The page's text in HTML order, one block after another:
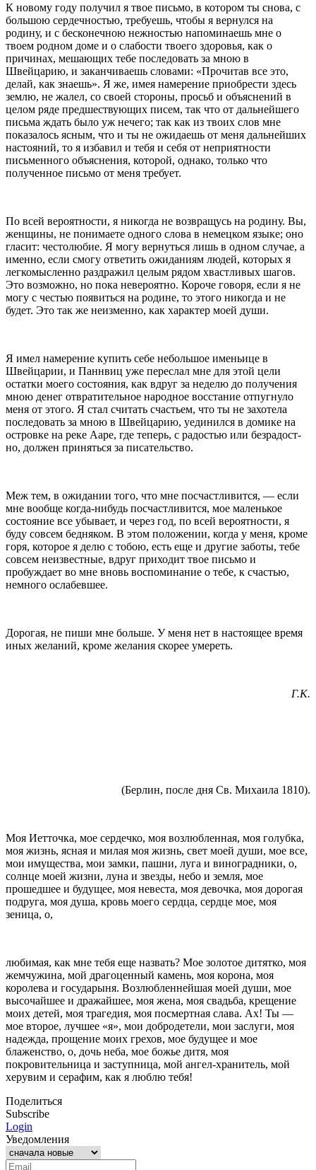
К новому году получил я твое письмо, в ко­тором ты снова, с
большою сердечностью, требуешь, чтобы я вернулся на
родину, и с бесконечною неж­ностью напоминаешь мне о
твоем родном доме и о слабости твоего здоровья, как о
причинах, мешаю­щих тебе последовать за мною в
Швейцарию, и за­канчиваешь словами: «Прочитав все это,
делай, как знаешь». Я же, имея намерение приобрести здесь
землю, не жалел, со своей стороны, просьб и объяснений в
целом ряде предшествующих писем, так что от дальнейшего
письма ждать было уж нечего; так как из твоих слов мне
показалось ясным, что и ты не ожидаешь от меня дальнейших
настояний, то я избавил и тебя и себя от неприятности
письмен­ного объяснения, которой, однако, только что
получен­ное письмо от меня требует.
По всей вероятности, я никогда не возвращусь на родину. Вы,
женщины, не понимаете одного слова в немецком языке; оно
гласит: честолюбие. Я могу вернуться лишь в одном случае, а
именно, если смогу ответить ожиданиям людей, которых я
легкомыслен­но раздражил целым рядом хвастливых шагов.
Это возможно, но пока невероятно. Короче говоря, если я не
могу с честью появиться на родине, то этого ни­когда и не
будет. Это так же неизменно, как ха­рактер моей души.
Я имел намерение купить себе небольшое именьи­це в
Швейцарии, и Паннвиц уже переслал мне для этой цели
остатки моего состояния, как вдруг за неделю до получения
мною денег отвратительное на­родное восстание отпугнуло
меня от этого. Я стал считать счастьем, что ты не захотела
последовать за мною в Швейцарию, уединился в домике на
островке на реке Ааре, где теперь, с радостью или безрадост­
но, должен приняться за писательство.
Меж тем, в ожидании того, что мне посчастливит­ся, — если
мне вообще когда-нибудь посчастливится,­ мое маленькое
состояние все убывает, и через год, по всей вероятности, я
буду совсем бедняком. В этом положении, когда у меня, кроме
горя, которое я делю с тобою, есть еще и другие заботы, тебе
со­всем неизвестные, вдруг приходит твое письмо и
пробуждает во мне вновь воспоминание о тебе, к счастью,
немного ослабевшее.
Дорогая, не пиши мне больше. У меня нет в на­стоящее время
иных желаний, кроме желания скорее умереть.
Г.К.
(Берлин, после дня Св. Михаила 1810).
Моя Иетточка, мое сердечко, моя возлюбленная, моя голубка,
моя жизнь, ясная и милая моя жизнь, свет моей души, мое все,
мои имущества, мои замки, паш­ни, луга и виноградники, о,
солнце моей жизни, луна и звезды, небо и земля, мое
прошедшее и будущее, моя невеста, моя девочка, моя дорогая
подруга, моя душа, кровь моего сердца, сердце мое, моя
зеница, о,
любимая, как мне тебя еще назвать? Мое золотое ди­тятко, моя
жемчужина, мой драгоценный камень, моя корона, моя
королева и государыня. Возлюбленнейшая моей души, мое
высочайшее и дражайшее, моя жена, моя свадьба, крещение
моих детей, моя трагедия, моя посмертная слава. Ах! Ты —
мое второе, лучшее «я», мои добродетели, мои заслуги, моя
надежда, прощение моих грехов, мое будущее и мое
блаженство, о, дочь неба, мое божье дитя, моя
покровительница и заступ­ница, мой ангел-хранитель, мой
херувим и серафим, как я люблю тебя!
Поделиться
Subscribe
Login
Уведомления